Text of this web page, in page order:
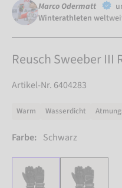
Marco Odermatt
Winterathleten
Reusch Sweeber III
Artikel-Nr. 6404283
Warm Wasserdicht
Farbe: Schwarz